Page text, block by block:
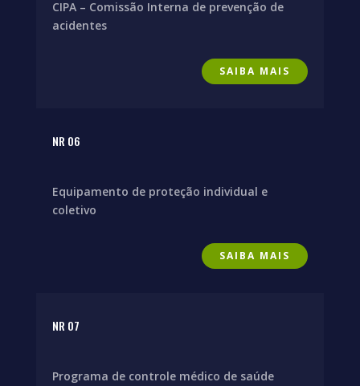
CIPA – Comissão Interna de prevenção de
acidentes
SAIBA MAIS
NR 06
Equipamento de proteção individual e
coletivo
SAIBA MAIS
NR 07
Programa de controle médico de saúde